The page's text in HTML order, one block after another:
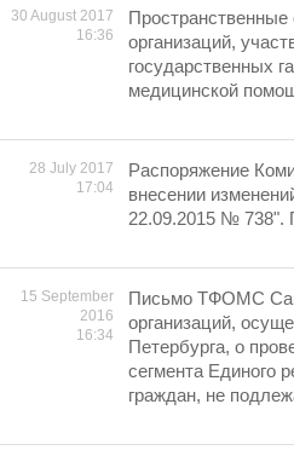
30 August 2017
16:36
организаций,
государственных
медицинской
28 July 2017
17:04
Распоряжение
внесении
22.09.2015 № 738".
15 September
2016
16:34
Письмо ТФОМС
организаций,
Петербурга, о
сегмента Единого
граждан, не